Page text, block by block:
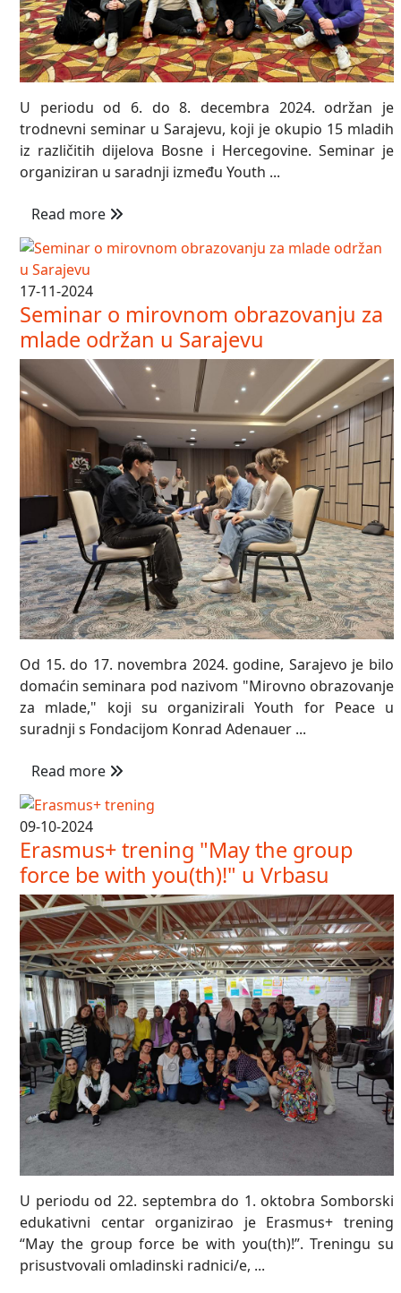
U periodu od 6. do 8. decembra 2024. održan je
trodnevni seminar u Sarajevu, koji je okupio 15 mladih
iz različitih dijelova Bosne i Hercegovine. Seminar je
organiziran u saradnji između Youth ...
Read more
17-11-2024
Seminar o mirovnom obrazovanju za
mlade održan u Sarajevu
Od 15. do 17. novembra 2024. godine, Sarajevo je bilo
domaćin seminara pod nazivom "Mirovno obrazovanje
za mlade," koji su organizirali Youth for Peace u
suradnji s Fondacijom Konrad Adenauer ...
Read more
09-10-2024
Erasmus+ trening "May the group
force be with you(th)!" u Vrbasu
U periodu od 22. septembra do 1. oktobra Somborski
edukativni centar organizirao je Erasmus+ trening
“May the group force be with you(th)!”. Treningu su
prisustvovali omladinski radnici/e, ...